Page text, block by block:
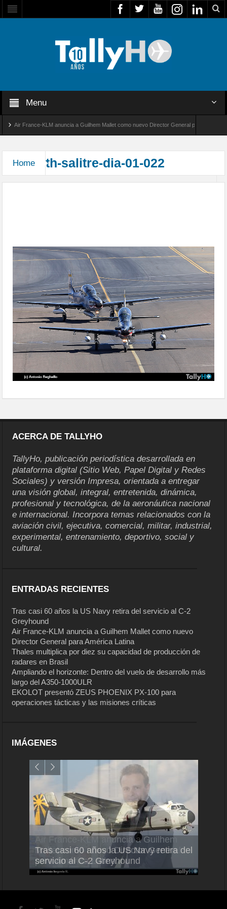
Menu
Air France-KLM anuncia a Guilhem Mallet como nuevo Director General para América
Home th-salitre-dia-01-022
ACERCA DE TALLYHO
TallyHo, publicación periodística desarrollada en
plataforma digital (Sitio Web, Papel Digital y Redes
Sociales) y versión Impresa, orientada a entregar
una visión global, integral, entretenida, dinámica,
profesional y tecnológica, de la aeronáutica nacional
e internacional. Incorpora temas relacionados con la
aviación civil, ejecutiva, comercial, militar, industrial,
experimental, entrenamiento, deportivo, social y
cultural.
ENTRADAS RECIENTES
Tras casi 60 años la US Navy retira del servicio al C-2
Greyhound
Air France-KLM anuncia a Guilhem Mallet como nuevo
Director General para América Latina
Thales multiplica por diez su capacidad de producción de
radares en Brasil
Ampliando el horizonte: Dentro del vuelo de desarrollo más
largo del A350-1000ULR
EKOLOT presentó ZEUS PHOENIX PX-100 para
operaciones tácticas y las misiones críticas
IMÁGENES
Tras casi 60 años la US Navy retira del
servicio al C-2 Greyhound
Air France-KLM anuncia a Guilhem
Mallet como nuevo Director General
para América Latina